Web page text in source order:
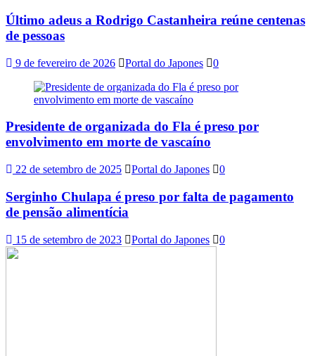
Último adeus a Rodrigo Castanheira reúne centenas
de pessoas
9 de fevereiro de 2026 Portal do Japones 0
Presidente de organizada do Fla é preso por
envolvimento em morte de vascaíno
22 de setembro de 2025 Portal do Japones 0
Serginho Chulapa é preso por falta de pagamento
de pensão alimentícia
15 de setembro de 2023 Portal do Japones 0